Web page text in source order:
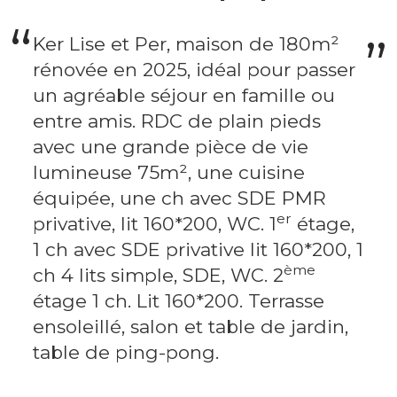
Ker Lise et Per, maison de 180m²
rénovée en 2025, idéal pour passer
un agréable séjour en famille ou
entre amis. RDC de plain pieds
avec une grande pièce de vie
lumineuse 75m², une cuisine
équipée, une ch avec SDE PMR
privative, lit 160*200, WC. 1er étage,
1 ch avec SDE privative lit 160*200, 1
ch 4 lits simple, SDE, WC. 2ème
étage 1 ch. Lit 160*200. Terrasse
ensoleillé, salon et table de jardin,
table de ping-pong.